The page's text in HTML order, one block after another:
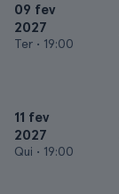
09 fev
2027
Ter • 19:00
11 fev
2027
Qui • 19:00